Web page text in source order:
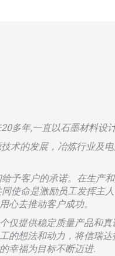
多年,一直以石墨材料设
术的发展，冶炼行业及
予客户的承诺。在生产
使命是激励员工发挥主
心去推动客户成功。
仅提供稳定质量产品和
的想法和动力，将信瑞
幸福为目标不断迈进.